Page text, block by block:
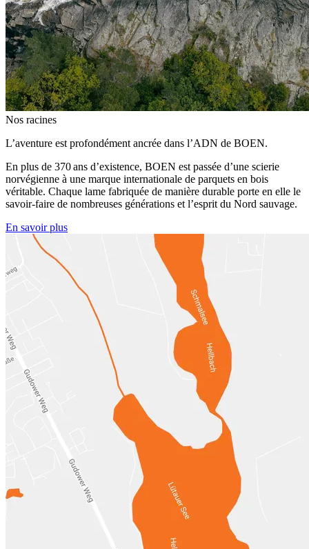
Nos racines
L’aventure est profondément ancrée dans l’ADN de BOEN.
En plus de 370 ans d’existence, BOEN est passée d’une scierie
norvégienne à une marque internationale de parquets en bois
véritable. Chaque lame fabriquée de manière durable porte en elle le
savoir-faire de nombreuses générations et l’esprit du Nord sauvage.
En savoir plus